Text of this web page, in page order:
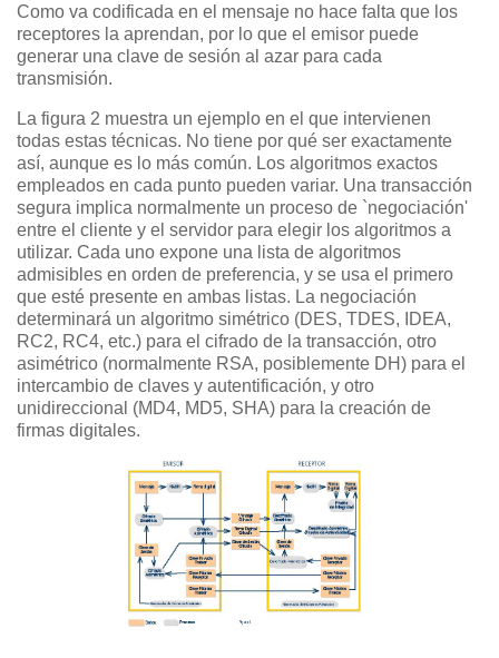
Como va codificada en el mensaje no hace falta que los
receptores la aprendan, por lo que el emisor puede
generar una clave de sesión al azar para cada
transmisión.
La figura 2 muestra un ejemplo en el que intervienen
todas estas técnicas. No tiene por qué ser exactamente
así, aunque es lo más común. Los algoritmos exactos
empleados en cada punto pueden variar. Una transacción
segura implica normalmente un proceso de `negociación'
entre el cliente y el servidor para elegir los algoritmos a
utilizar. Cada uno expone una lista de algoritmos
admisibles en orden de preferencia, y se usa el primero
que esté presente en ambas listas. La negociación
determinará un algoritmo simétrico (DES, TDES, IDEA,
RC2, RC4, etc.) para el cifrado de la transacción, otro
asimétrico (normalmente RSA, posiblemente DH) para el
intercambio de claves y autentificación, y otro
unidireccional (MD4, MD5, SHA) para la creación de
firmas digitales.